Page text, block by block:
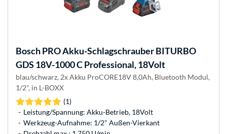
BoschPRO Akku-Schlagschrauber BITURBO
GDS 18V-1000 C Professional, 18Volt
blau/schwarz, 2x Akku ProCORE18V 8,0Ah, Bluetooth Modul,
1/2", in L-BOXX
(1)
Leistung/Spannung: Akku-Betrieb, 18Volt
Werkzeug-Aufnahme: 1/2" Außen-Vierkant